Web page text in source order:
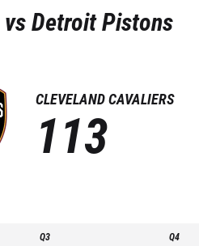
vsDetroit Pistons
CLEVELAND CAVALIERS
113
Q3 Q4